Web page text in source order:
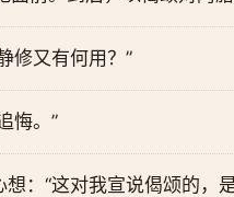
修又有何用？”
悔。”
：“这对我宣说偈颂的，